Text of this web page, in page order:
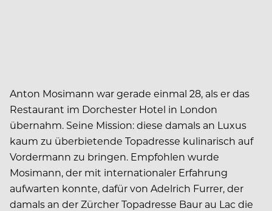
Anton Mosimann war gerade einmal 28, als er das
Restaurant im Dorchester Hotel in London
übernahm. Seine Mission: diese damals an Luxus
kaum zu überbietende Topadresse kulinarisch auf
Vordermann zu bringen. Empfohlen wurde
Mosimann, der mit internationaler Erfahrung
aufwarten konnte, dafür von Adelrich Furrer, der
damals an der Zürcher Topadresse Baur au Lac die